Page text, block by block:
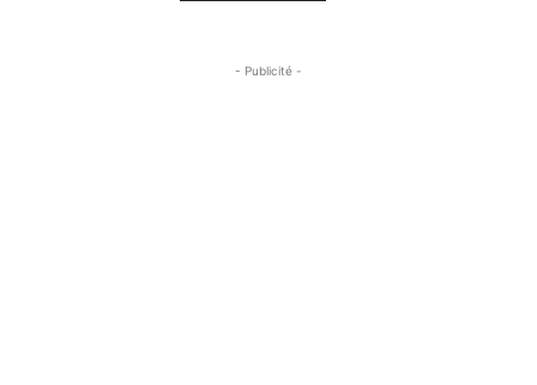
- Publicité -